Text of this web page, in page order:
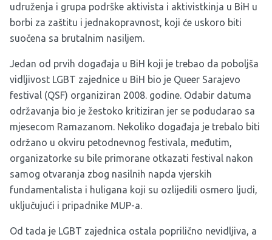
udruženja i grupa podrške aktivista i aktivistkinja u BiH u
borbi za zaštitu i jednakopravnost, koji će uskoro biti
suočena sa brutalnim nasiljem.
Jedan od prvih događaja u BiH koji je trebao da poboljša
vidljivost LGBT zajednice u BiH bio je Queer Sarajevo
festival (QSF) organiziran 2008. godine. Odabir datuma
održavanja bio je žestoko kritiziran jer se podudarao sa
mjesecom Ramazanom. Nekoliko događaja je trebalo biti
održano u okviru petodnevnog festivala, međutim,
organizatorke su bile primorane otkazati festival nakon
samog otvaranja zbog nasilnih napda vjerskih
fundamentalista i huligana koji su ozlijedili osmero ljudi,
uključujući i pripadnike MUP-a.
Od tada je LGBT zajednica ostala poprilično nevidljiva, a